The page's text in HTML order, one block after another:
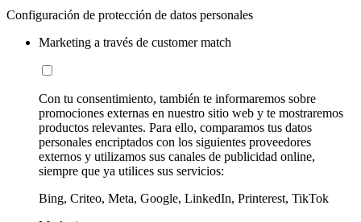
Configuración de protección de datos personales
Marketing a través de customer match
Con tu consentimiento, también te informaremos sobre
promociones externas en nuestro sitio web y te mostraremos
productos relevantes. Para ello, comparamos tus datos
personales encriptados con los siguientes proveedores
externos y utilizamos sus canales de publicidad online,
siempre que ya utilices sus servicios:
Bing, Criteo, Meta, Google, LinkedIn, Printerest, TikTok